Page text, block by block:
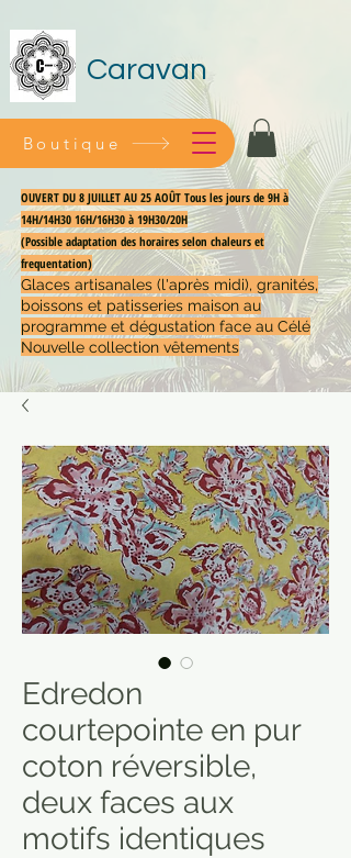
Caravan
OUVERT DU 8 JUILLET AU 25 AOÛT Tous les jours de 9H à
14H/14H30 16H/16H30 à 19H30/20H
(Possible adaptation des horaires selon chaleurs et
frequentation)
Glaces artisanales (l'après midi), granités,
boissons et patisseries maison au
programme et dégustation face au Célé
Nouvelle collection vêtements
Boutique
Edredon
courtepointe en pur
coton réversible,
deux faces aux
motifs identiques